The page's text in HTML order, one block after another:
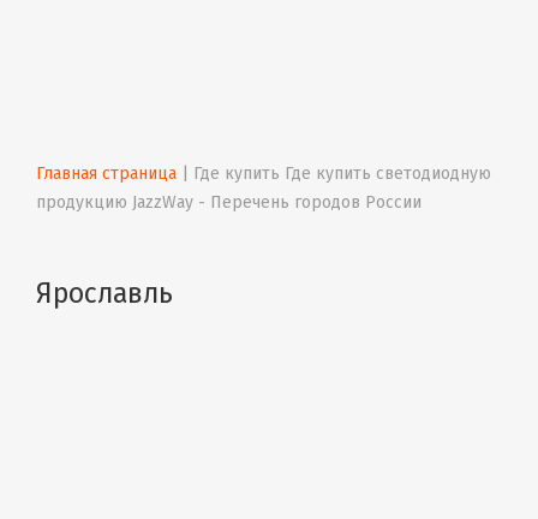
Главная страница
Где купить Где купить светодиодную
продукцию JazzWay - Перечень городов России
Ярославль